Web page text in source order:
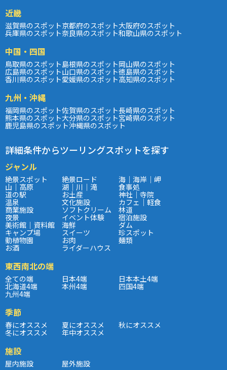
近畿
滋賀県のスポット京都府のスポット大阪府のスポット
兵庫県のスポット奈良県のスポット和歌山県のスポット
中国・四国
鳥取県のスポット島根県のスポット岡山県のスポット
広島県のスポット山口県のスポット徳島県のスポット
香川県のスポット愛媛県のスポット高知県のスポット
九州・沖縄
福岡県のスポット佐賀県のスポット長崎県のスポット
熊本県のスポット大分県のスポット宮崎県のスポット
鹿児島県のスポット沖縄県のスポット
詳細条件からツーリングスポットを探す
ジャンル
絶景スポット 絶景ロード 海｜海岸｜岬
山｜高原 湖｜川｜滝 食事処
道の駅 お土産 神社｜寺院
温泉 文化施設 カフェ｜軽食
商業施設 ソフトクリーム 林道
夜景 イベント体験 宿泊施設
美術館｜資料館 海鮮 ダム
キャンプ場 スイーツ 珍スポット
動植物園 お肉 麺類
お酒 ライダーハウス
東西南北の端
全ての端 日本4端 日本本土4端
北海道4端 本州4端 四国4端
九州4端
季節
春にオススメ 夏にオススメ 秋にオススメ
冬にオススメ 年中オススメ
施設
屋内施設 屋外施設